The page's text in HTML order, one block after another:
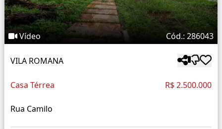
Vídeo Cód.: 286043
VILA ROMANA
Casa Térrea R$ 2.500.000
Rua Camilo